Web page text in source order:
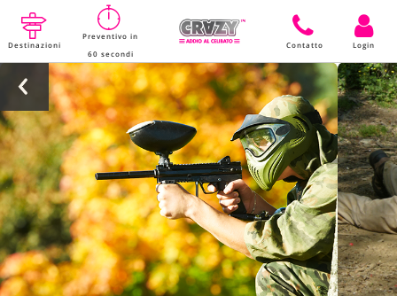
Destinazioni
Preventivo in
60 secondi
Contatto Login